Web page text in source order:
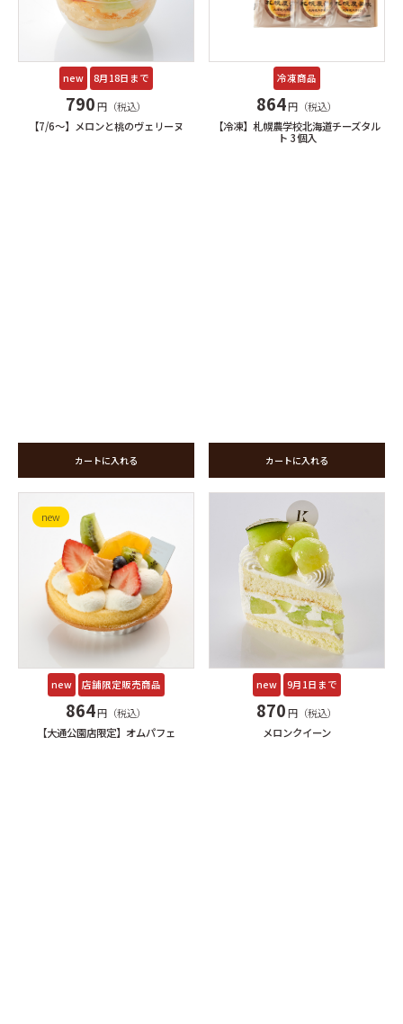
new 8月18日まで
790円（税込）
【7/6〜】メロンと桃のヴェリーヌ
カートに入れる
冷凍商品
864円（税込）
【冷凍】札幌農学校北海道チーズタル
ト 3個入
カートに入れる
new
new 店舗限定販売商品
864円（税込）
【大通公園店限定】オムパフェ
new 9月1日まで
870円（税込）
メロンクイーン